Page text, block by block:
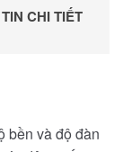
CHI TIẾT
bền và độ đàn